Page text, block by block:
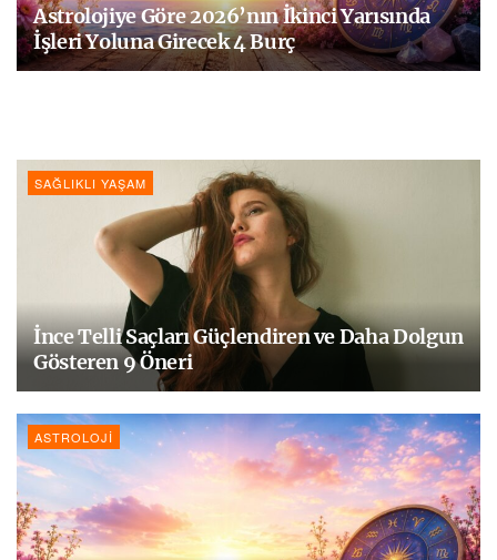
Astrolojiye Göre 2026’nın İkinci Yarısında
İşleri Yoluna Girecek 4 Burç
SAĞLIKLI YAŞAM
İnce Telli Saçları Güçlendiren ve Daha Dolgun
Gösteren 9 Öneri
ASTROLOJI